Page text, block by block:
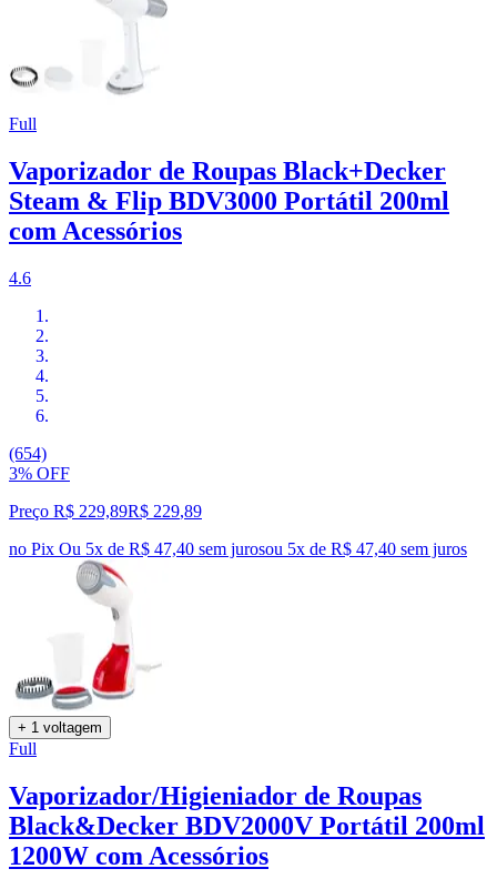
Full
Vaporizador de Roupas Black+Decker
Steam & Flip BDV3000 Portátil 200ml
com Acessórios
4.6
(654)
3% OFF
Preço R$ 229,89R$ 229,89
no Pix Ou 5x de R$ 47,40 sem jurosou 5x de R$ 47,40 sem juros
+ 1 voltagem
Full
Vaporizador/Higieniador de Roupas
Black&Decker BDV2000V Portátil 200ml
1200W com Acessórios